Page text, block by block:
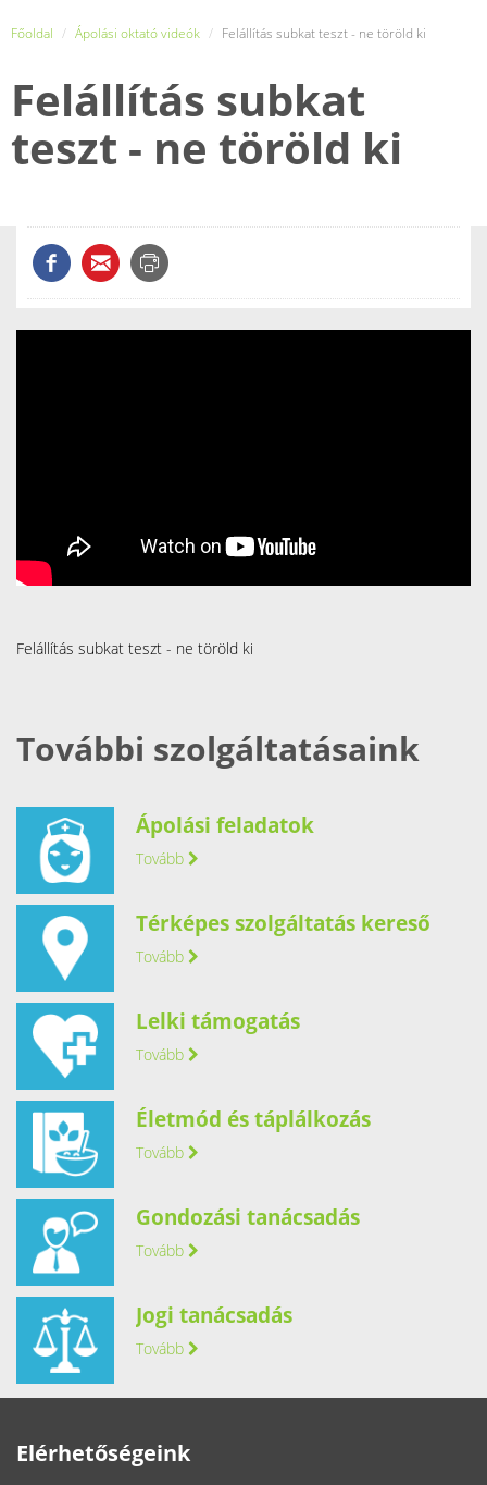
Főoldal Ápolási oktató videók Felállítás subkat teszt - ne töröld ki
Felállítás subkat
teszt - ne töröld ki
Felállítás subkat teszt - ne töröld ki
További szolgáltatásaink
Ápolási feladatok
Tovább
Térképes szolgáltatás kereső
Tovább
Lelki támogatás
Tovább
Életmód és táplálkozás
Tovább
Gondozási tanácsadás
Tovább
Jogi tanácsadás
Tovább
Elérhetőségeink